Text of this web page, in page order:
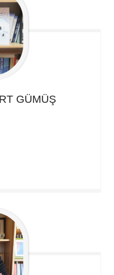
GÜMÜŞ